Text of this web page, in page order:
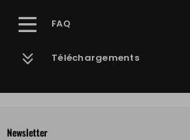
FAQ
Téléchargements
Newsletter